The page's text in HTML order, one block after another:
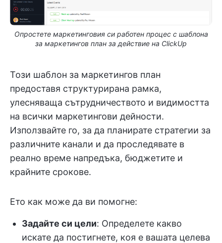
Опростете маркетинговия си работен процес с шаблона
за маркетингов план за действие на ClickUp
Този шаблон за маркетингов план
предоставя структурирана рамка,
улесняваща сътрудничеството и видимостта
на всички маркетингови дейности.
Използвайте го, за да планирате стратегии за
различните канали и да проследявате в
реално време напредъка, бюджетите и
крайните срокове.
Ето как може да ви помогне:
Задайте си цели: Определете какво
искате да постигнете, коя е вашата целева